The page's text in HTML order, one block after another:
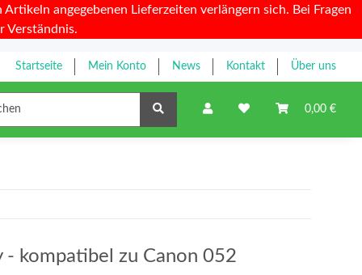
angegebenen Lieferzeiten verlängern sich. Bei Fragen
Verständnis.
Startseite Mein Konto News Kontakt Über uns
0,00 €
kompatibel zu Canon 052